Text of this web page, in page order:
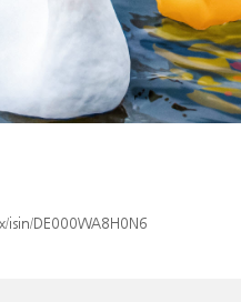
DE000WA8H0N6